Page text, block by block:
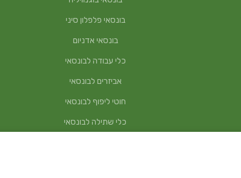
בונסאי פלפלון סיני
בונסאי אדניום
כלי עבודה לבונסאי
אביזרים לבונסאי
חוטי ליפוף לבונסאי
כלי שתילה לבונסאי